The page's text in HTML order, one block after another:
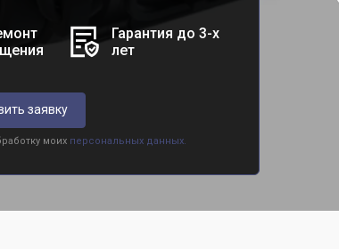
Гарантия до 3-х
лет
заявку
моих персональных данных.